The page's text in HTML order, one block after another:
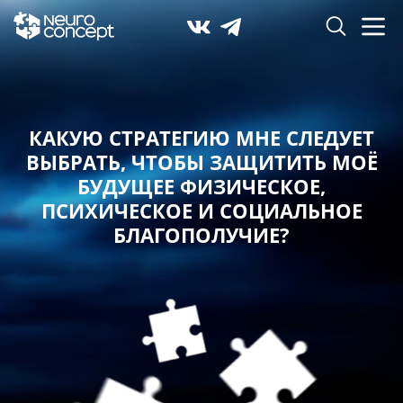
КАКУЮ СТРАТЕГИЮ МНЕ СЛЕДУЕТ
ВЫБРАТЬ,ЧТОБЫ ЗАЩИТИТЬ МОЁ
БУДУЩЕЕ ФИЗИЧЕСКОЕ,
ПСИХИЧЕСКОЕ И СОЦИАЛЬНОЕ
БЛАГОПОЛУЧИЕ?